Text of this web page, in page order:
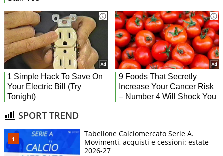
SPORT TREND
Tabellone Calciomercato Serie A.
Movimenti, acquisti e cessioni: estate
2026-27